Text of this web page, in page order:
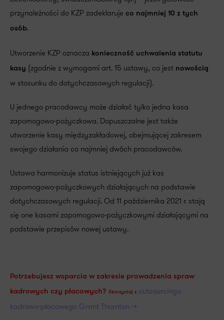
przynależności do KZP zadeklaruje co najmniej 10 z tych
osób.
Utworzenie KZP oznacza konieczność uchwalenia statutu
kasy (zgodnie z wymogami art. 15 ustawy, co jest nowością
w stosunku do dotychczasowych regulacji).
U jednego pracodawcy może działać tylko jedna kasa
zapomogowo-pożyczkowa. Dopuszczalne jest także
utworzenie kasy międzyzakładowej, obejmującej zakresem
swojego działania co najmniej dwóch pracodawców.
Ustawa harmonizuje status istniejących już kas
zapomogowo-pożyczkowych działających na podstawie
dotychczasowych regulacji. Od 11 października 2021 r. stają
się one kasami zapomogowo-pożyczkowymi działającymi na
podstawie przepisów nowej ustawy.
Potrzebujesz wsparcia w zakresie prowadzenia spraw
kadrowych czy płacowych? Skorzystaj z outsourcingu
kadrowo-płacowego Grant Thornton >>